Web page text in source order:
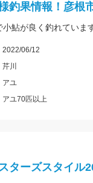
釣果情報！彦根
2022/06/12
芹川
アユ
アユ70匹以上
ターズスタイル